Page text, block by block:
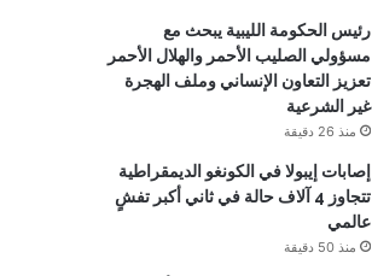
رئيس الحكومة الليبية يبحث مع
مسؤولي الصليب الأحمر والهلال الأحمر
تعزيز التعاون الإنساني وملف الهجرة
غير الشرعية
منذ 26 دقيقة
إصابات إيبولا في الكونغو الديمقراطية
تتجاوز 4 آلاف حالة في ثاني أكبر تفشٍ
عالمي
منذ 50 دقيقة